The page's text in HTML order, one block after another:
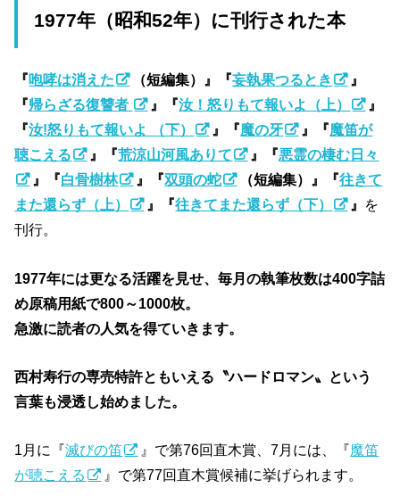
1977年（昭和52年）に刊行された本
『咆哮は消えた （短編集）』『妄執果つるとき
』
『帰らざる復讐者 』『汝！怒りもて報いよ（上）
』
『汝!怒りもて報いよ （下） 』『魔の牙 』『魔笛が
聴こえる
』『荒涼山河風ありて 』『悪霊の棲む日々
』『白骨樹林 』『双頭の蛇 （短編集）』『往きて
また還らず（上）
』『往きてまた還らず（下） 』 を
刊行。
1977年には更なる活躍を見せ、毎月の執筆枚数は400字詰
め原稿用紙で800～1000枚。
急激に読者の人気を得ていきます。
西村寿行の専売特許ともいえる〝ハードロマン〟という
言葉も浸透し始めました。
1月に『滅びの笛 』で第76回直木賞、7月には、『魔笛
が聴こえる
』で第77回直木賞候補に挙げられます。